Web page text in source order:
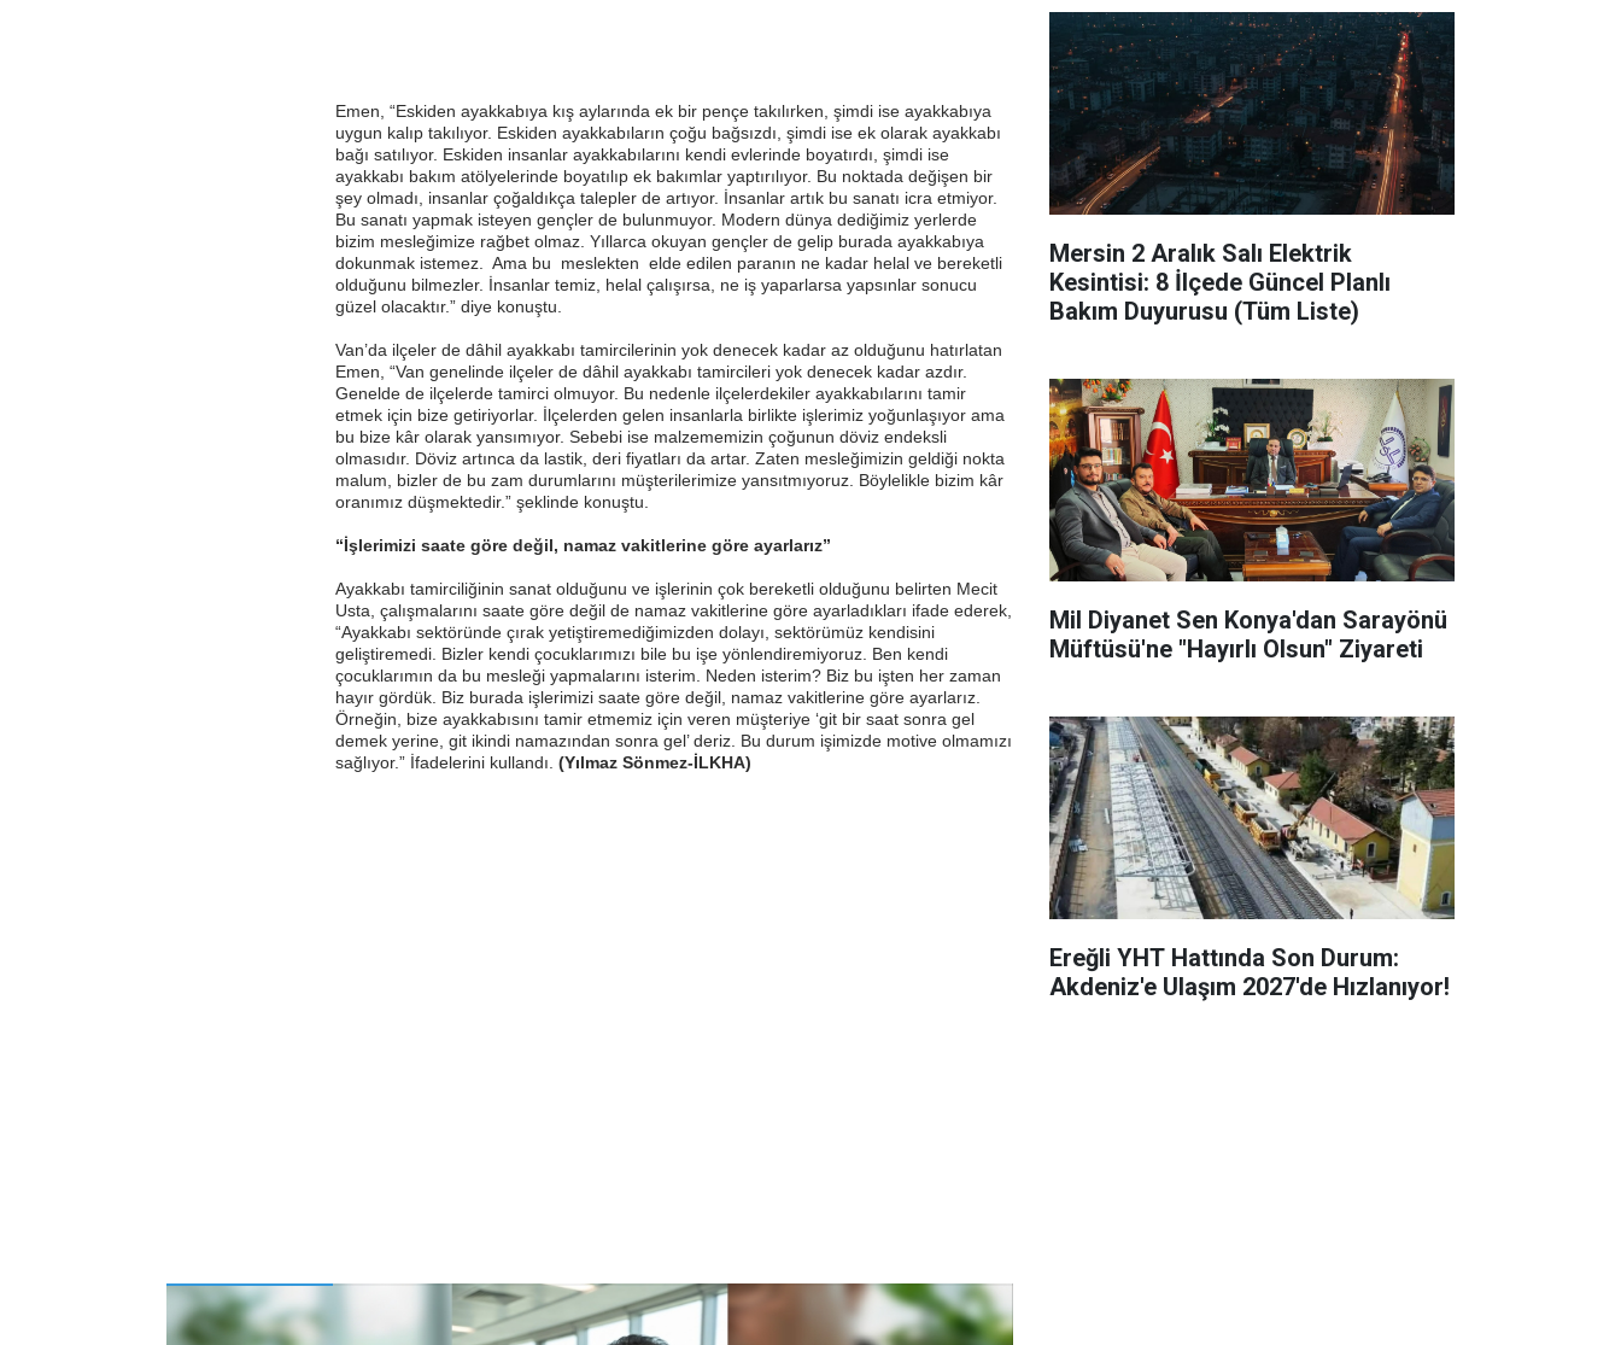
Emen, “Eskiden ayakkabıya kış aylarında ek bir pençe takılırken, şimdi ise ayakkabıya
uygun kalıp takılıyor. Eskiden ayakkabıların çoğu bağsızdı, şimdi ise ek olarak ayakkabı
bağı satılıyor. Eskiden insanlar ayakkabılarını kendi evlerinde boyatırdı, şimdi ise
ayakkabı bakım atölyelerinde boyatılıp ek bakımlar yaptırılıyor. Bu noktada değişen bir
şey olmadı, insanlar çoğaldıkça talepler de artıyor. İnsanlar artık bu sanatı icra etmiyor.
Bu sanatı yapmak isteyen gençler de bulunmuyor. Modern dünya dediğimiz yerlerde
bizim mesleğimize rağbet olmaz. Yıllarca okuyan gençler de gelip burada ayakkabıya
dokunmak istemez. Ama bu meslekten elde edilen paranın ne kadar helal ve bereketli
olduğunu bilmezler. İnsanlar temiz, helal çalışırsa, ne iş yaparlarsa yapsınlar sonucu
güzel olacaktır.” diye konuştu.
Van’da ilçeler de dâhil ayakkabı tamircilerinin yok denecek kadar az olduğunu hatırlatan
Emen, “Van genelinde ilçeler de dâhil ayakkabı tamircileri yok denecek kadar azdır.
Genelde de ilçelerde tamirci olmuyor. Bu nedenle ilçelerdekiler ayakkabılarını tamir
etmek için bize getiriyorlar. İlçelerden gelen insanlarla birlikte işlerimiz yoğunlaşıyor ama
bu bize kâr olarak yansımıyor. Sebebi ise malzememizin çoğunun döviz endeksli
olmasıdır. Döviz artınca da lastik, deri fiyatları da artar. Zaten mesleğimizin geldiği nokta
malum, bizler de bu zam durumlarını müşterilerimize yansıtmıyoruz. Böylelikle bizim kâr
oranımız düşmektedir.” şeklinde konuştu.
“İşlerimizi saate göre değil, namaz vakitlerine göre ayarlarız”
Ayakkabı tamirciliğinin sanat olduğunu ve işlerinin çok bereketli olduğunu belirten Mecit
Usta, çalışmalarını saate göre değil de namaz vakitlerine göre ayarladıkları ifade ederek,
“Ayakkabı sektöründe çırak yetiştiremediğimizden dolayı, sektörümüz kendisini
geliştiremedi. Bizler kendi çocuklarımızı bile bu işe yönlendiremiyoruz. Ben kendi
çocuklarımın da bu mesleği yapmalarını isterim. Neden isterim? Biz bu işten her zaman
hayır gördük. Biz burada işlerimizi saate göre değil, namaz vakitlerine göre ayarlarız.
Örneğin, bize ayakkabısını tamir etmemiz için veren müşteriye ‘git bir saat sonra gel
demek yerine, git ikindi namazından sonra gel’ deriz. Bu durum işimizde motive olmamızı
sağlıyor.” İfadelerini kullandı. (Yılmaz Sönmez-İLKHA)
Mersin 2 Aralık Salı Elektrik
Kesintisi: 8 İlçede Güncel Planlı
Bakım Duyurusu (Tüm Liste)
Mil Diyanet Sen Konya'dan Sarayönü
Müftüsü'ne "Hayırlı Olsun" Ziyareti
Ereğli YHT Hattında Son Durum:
Akdeniz'e Ulaşım 2027'de Hızlanıyor!